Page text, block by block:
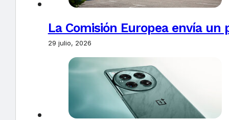
La Comisión Europea envía un
29 julio, 2026